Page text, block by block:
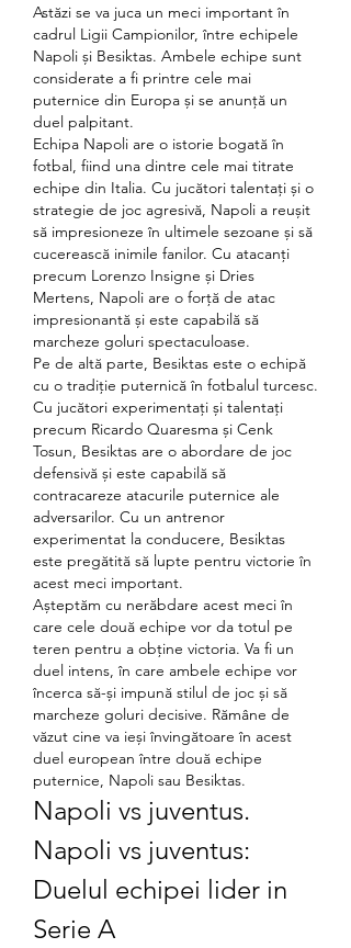
Astăzi se va juca un meci important în
cadrul Ligii Campionilor, între echipele
Napoli și Besiktas. Ambele echipe sunt
considerate a fi printre cele mai
puternice din Europa și se anunță un
duel palpitant.
Echipa Napoli are o istorie bogată în
fotbal, fiind una dintre cele mai titrate
echipe din Italia. Cu jucători talentați și o
strategie de joc agresivă, Napoli a reușit
să impresioneze în ultimele sezoane și să
cucerească inimile fanilor. Cu atacanți
precum Lorenzo Insigne și Dries
Mertens, Napoli are o forță de atac
impresionantă și este capabilă să
marcheze goluri spectaculoase.
Pe de altă parte, Besiktas este o echipă
cu o tradiție puternică în fotbalul turcesc.
Cu jucători experimentați și talentați
precum Ricardo Quaresma și Cenk
Tosun, Besiktas are o abordare de joc
defensivă și este capabilă să
contracareze atacurile puternice ale
adversarilor. Cu un antrenor
experimentat la conducere, Besiktas
este pregătită să lupte pentru victorie în
acest meci important.
Așteptăm cu nerăbdare acest meci în
care cele două echipe vor da totul pe
teren pentru a obține victoria. Va fi un
duel intens, în care ambele echipe vor
încerca să-și impună stilul de joc și să
marcheze goluri decisive. Rămâne de
văzut cine va ieși învingătoare în acest
duel european între două echipe
puternice, Napoli sau Besiktas.
Napoli vs juventus.
Napoli vs juventus:
Duelul echipei lider in
Serie A